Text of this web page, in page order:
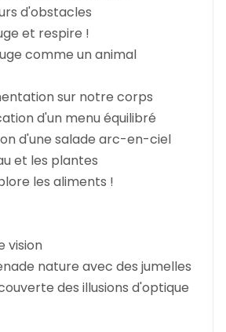
d'obstacles
et respire !
comme un animal
sur notre corps
d'un menu équilibré
d'une salade arc-en-ciel
et les plantes
les aliments !
vision
nature avec des jumelles
des illusions d'optique